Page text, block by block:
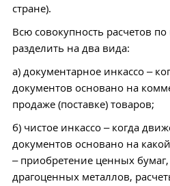
стране).
Всю совокупность расчетов
разделить на два вида:
а) документарное инкассо –
документов основано на
продаже (поставке) товаров;
б) чистое инкассо – когда
документов основано на
– приобретение ценных
драгоценных металлов,